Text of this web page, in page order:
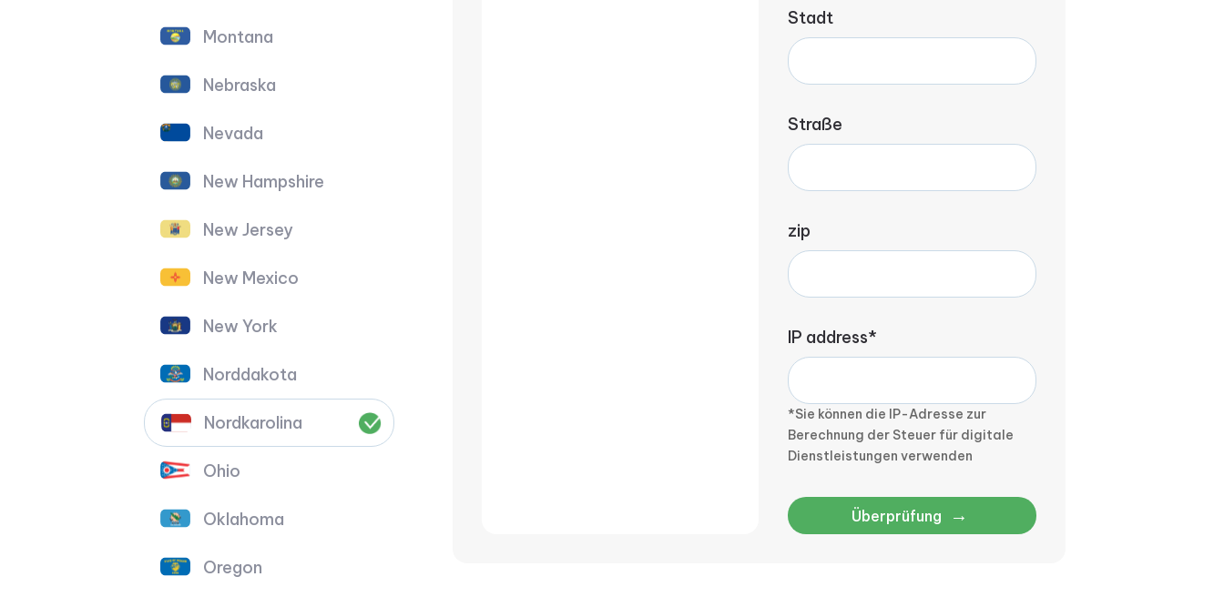
Montana
Nebraska
Nevada
New Hampshire
New Jersey
New Mexico
New York
Norddakota
Nordkarolina
Ohio
Oklahoma
Oregon
Stadt
Straße
zip
IP address*
*Sie können die IP-Adresse zur
Berechnung der Steuer für digitale
Dienstleistungen verwenden
Überprüfung →